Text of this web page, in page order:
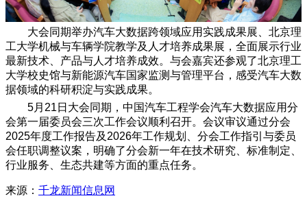
大会同期举办汽车大数据跨领域应用实践成果展、北京理
工大学机械与车辆学院教学及人才培养成果展，全面展示行业
最新技术、产品与人才培养成效。与会嘉宾还参观了北京理工
大学校史馆与新能源汽车国家监测与管理平台，感受汽车大数
据领域的科研积淀与实践成果。
5月21日大会同期，中国汽车工程学会汽车大数据应用分
会第一届委员会三次工作会议顺利召开。会议审议通过分会
2025年度工作报告及2026年工作规划、分会工作指引与委员
会任职调整议案，明确了分会新一年在技术研究、标准制定、
行业服务、生态共建等方面的重点任务。
来源： 千龙新闻信息网